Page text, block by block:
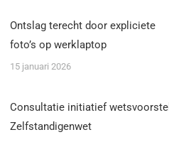
Ontslag terecht door expliciete
foto’s op werklaptop
15 januari 2026
Consultatie initiatief wetsvoorstel
Zelfstandigenwet